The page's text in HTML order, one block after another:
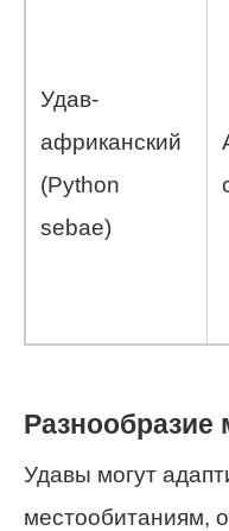
Удав-
африканский
(Python
sebae)
Разнообразие
Удавы могут
местообитаниям,